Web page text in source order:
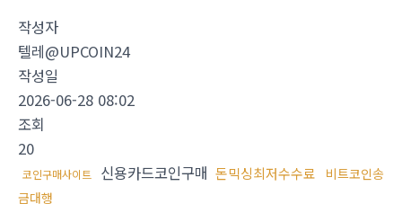
작성자
텔레@UPCOIN24
작성일
2026-06-28 08:02
조회
20
코인구매사이트 신용카드코인구매 돈믹싱최저수수료
비트코인송
금대행